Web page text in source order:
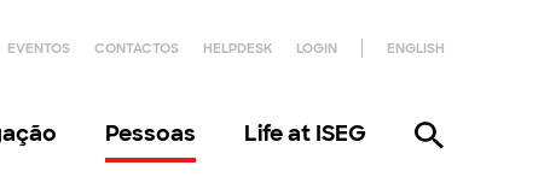
EVENTOS CONTACTOS HELPDESK LOGIN ENGLISH
Pessoas Life at ISEG